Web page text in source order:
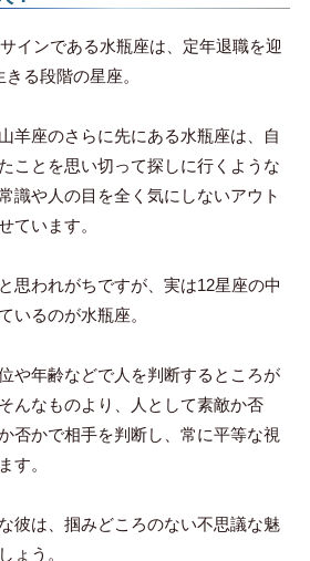
インである水瓶座は、定年退職を迎
る段階の星座。
羊座のさらに先にある水瓶座は、自
ことを思い切って探しに行くような
識や人の目を全く気にしないアウト
ています。
思われがちですが、実は12星座の中
いるのが水瓶座。
や年齢などで人を判断するところが
んなものより、人として素敵か否
否かで相手を判断し、常に平等な視
す。
彼は、掴みどころのない不思議な魅
ょう。